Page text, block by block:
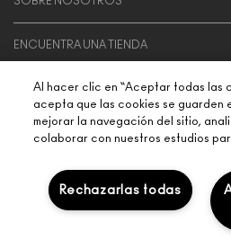
ENCUENTRA UNA TIENDA
SERVICIOS DE MAQUILLAJE
Al hacer clic en “Aceptar todas las
acepta que las cookies se guarden
mejorar la navegación del sitio,
colaborar con nuestros estudios
Rechazarlas todas